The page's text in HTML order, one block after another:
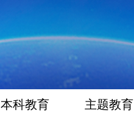
本科教育 主题教育